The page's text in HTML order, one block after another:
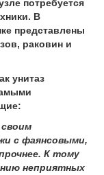
потребуется
В
представлены
раковин и
унитаз
с фаянсовыми,
К тому
неприятных